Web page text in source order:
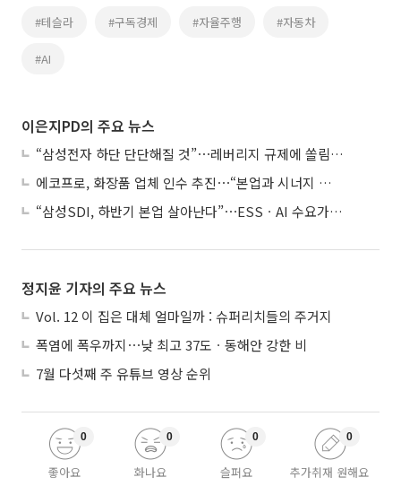
#테슬라 #구독경제 #자율주행 #자동차
#AI
이은지PD의 주요 뉴스
“삼성전자 하단 단단해질 것”⋯레버리지 규제에 쏠림 완화
에코프로, 화장품 업체 인수 추진⋯“본업과 시너지 부족”
“삼성SDI, 하반기 본업 살아난다”⋯ESSㆍAI 수요가 견인
정지윤 기자의 주요 뉴스
Vol. 12 이 집은 대체 얼마일까 : 슈퍼리치들의 주거지
폭염에 폭우까지⋯낮 최고 37도ㆍ동해안 강한 비
7월 다섯째 주 유튜브 영상 순위
좋아요
0
화나요
0
슬퍼요
0
추가취재 원해요
0